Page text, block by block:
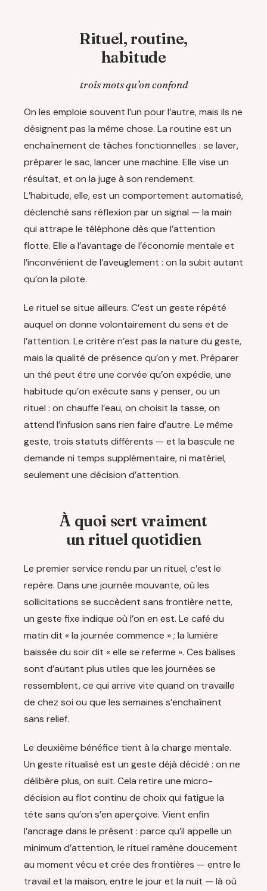
Rituel, routine,
habitude
trois mots qu’on confond
On les emploie souvent l’un pour l’autre, mais ils ne
désignent pas la même chose. La routine est un
enchaînement de tâches fonctionnelles : se laver,
préparer le sac, lancer une machine. Elle vise un
résultat, et on la juge à son rendement.
L’habitude, elle, est un comportement automatisé,
déclenché sans réflexion par un signal — la main
qui attrape le téléphone dès que l’attention
flotte. Elle a l’avantage de l’économie mentale et
l’inconvénient de l’aveuglement : on la subit autant
qu’on la pilote.
Le rituel se situe ailleurs. C’est un geste répété
auquel on donne volontairement du sens et de
l’attention. Le critère n’est pas la nature du geste,
mais la qualité de présence qu’on y met. Préparer
un thé peut être une corvée qu’on expédie, une
habitude qu’on exécute sans y penser, ou un
rituel : on chauffe l’eau, on choisit la tasse, on
attend l’infusion sans rien faire d’autre. Le même
geste, trois statuts différents — et la bascule ne
demande ni temps supplémentaire, ni matériel,
seulement une décision d’attention.
À quoi sert vraiment
un rituel quotidien
Le premier service rendu par un rituel, c’est le
repère. Dans une journée mouvante, où les
sollicitations se succèdent sans frontière nette,
un geste fixe indique où l’on en est. Le café du
matin dit « la journée commence » ; la lumière
baissée du soir dit « elle se referme ». Ces balises
sont d’autant plus utiles que les journées se
ressemblent, ce qui arrive vite quand on travaille
de chez soi ou que les semaines s’enchaînent
sans relief.
Le deuxième bénéfice tient à la charge mentale.
Un geste ritualisé est un geste déjà décidé : on ne
délibère plus, on suit. Cela retire une micro-
décision au flot continu de choix qui fatigue la
tête sans qu’on s’en aperçoive. Vient enfin
l’ancrage dans le présent : parce qu’il appelle un
minimum d’attention, le rituel ramène doucement
au moment vécu et crée des frontières — entre le
travail et la maison, entre le jour et la nuit — là où